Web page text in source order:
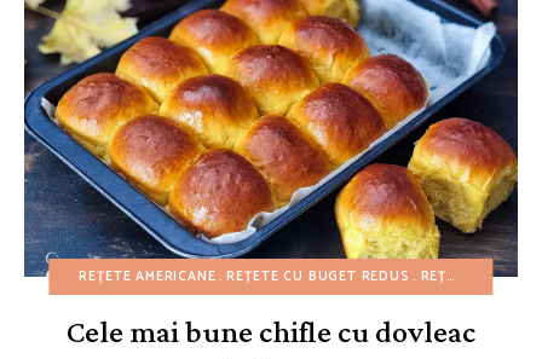
REȚETE AMERICANE REȚETE CU BUGET REDUS REȚETE DE CRĂCIUN
Cele mai bune chifle cu dovleac